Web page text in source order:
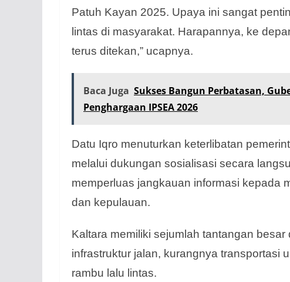
Patuh Kayan 2025. Upaya ini sangat
lintas di masyarakat. Harapannya, ke
terus ditekan,” ucapnya.
Baca Juga Sukses Bangun Perbatasan,
Penghargaan IPSEA 2026
Datu Iqro menuturkan keterlibatan
melalui dukungan sosialisasi secara
memperluas jangkauan informasi kepada
dan kepulauan.
Kaltara memiliki sejumlah tantangan
infrastruktur jalan, kurangnya transportasi
rambu lalu lintas.